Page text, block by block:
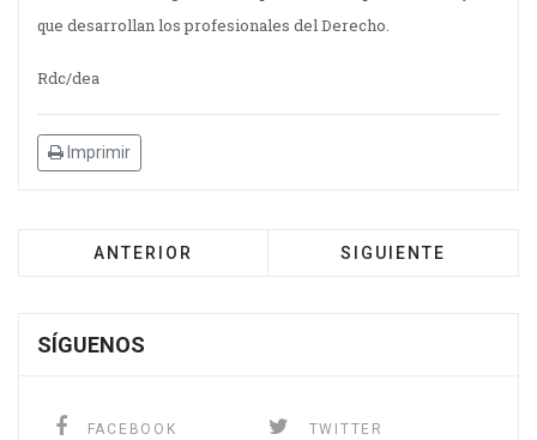
que desarrollan los profesionales del Derecho.
Rdc/dea
Imprimir
ANTERIOR SIGUIENTE
SÍGUENOS
FACEBOOK TWITTER